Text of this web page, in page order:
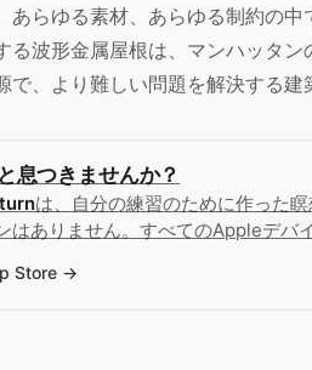
あらゆる素材、あらゆる制約の
る波形金属屋根は、マンハッタ
で、より難しい問題を解決する建
息つきませんか？
は、自分の練習のために作った
はありません。すべてのAppleデバ
Store